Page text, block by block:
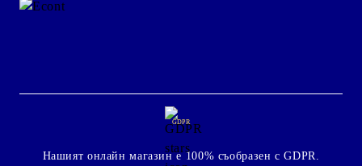
GDPR
Нашият онлайн магазин е 100% съобразен с GDPR.